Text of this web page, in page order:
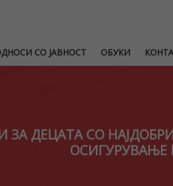
СО ЈАВНОСТ ОБУКИ
ЗА ДЕЦАТА СО